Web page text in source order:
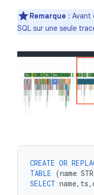
Remarque :
SQL sur une seule
CREATE OR
TABLE (name
SELECT name, ts,